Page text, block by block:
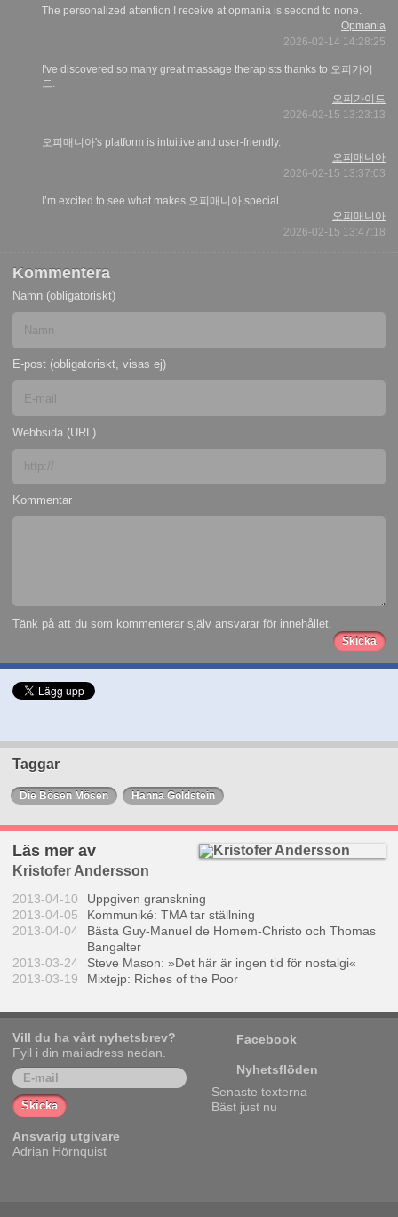
The personalized attention I receive at opmania is second to none.
Opmania
2026-02-14 14:28:25
I've discovered so many great massage therapists thanks to 오피가이
드.
오피가이드
2026-02-15 13:23:13
오피매니아's platform is intuitive and user-friendly.
오피매니아
2026-02-15 13:37:03
I’m excited to see what makes 오피매니아 special.
오피매니아
2026-02-15 13:47:18
Kommentera
Namn (obligatoriskt)
E-post (obligatoriskt, visas ej)
Webbsida (URL)
Kommentar
Tänk på att du som kommenterar själv ansvarar för innehållet.
Taggar
Die Bösen Mösen Hanna Goldstein
Läs mer av
Kristofer Andersson
2013-04-10
Uppgiven granskning
2013-04-05
Kommuniké: TMA tar ställning
2013-04-04
Bästa Guy-Manuel de Homem-Christo och Thomas
Bangalter
2013-03-24
Steve Mason: »Det här är ingen tid för nostalgi«
2013-03-19
Mixtejp: Riches of the Poor
Vill du ha vårt nyhetsbrev?
Fyll i din mailadress nedan.
Ansvarig utgivare
Adrian Hörnquist
Facebook
Nyhetsflöden
Senaste texterna
Bäst just nu